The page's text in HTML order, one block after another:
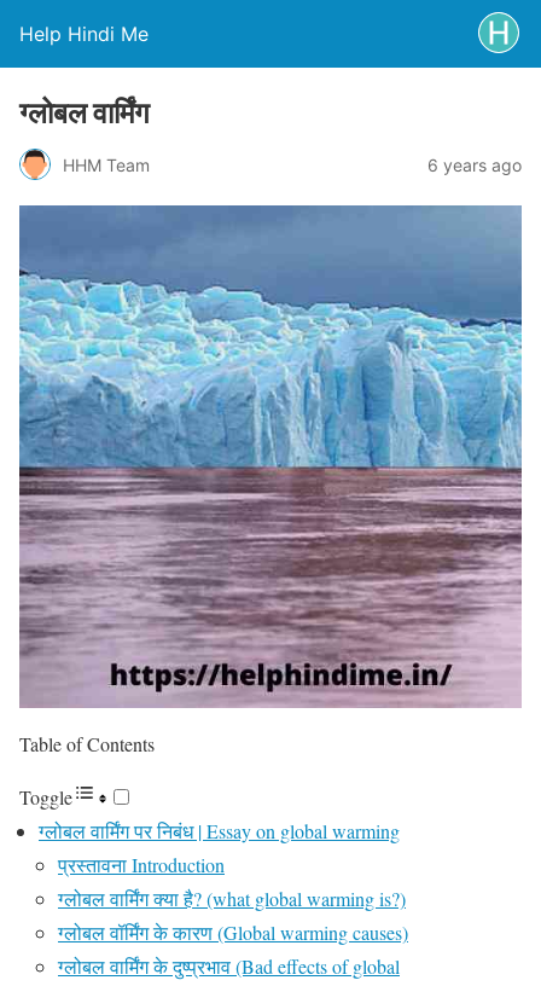
Help Hindi Me
ग्लोबल वार्मिंग
HHM Team 6 years ago
Table of Contents
Toggle
ग्लोबल वार्मिंग पर निबंध | Essay on global warming
प्रस्तावना Introduction
ग्लोबल वार्मिंग क्या है? (what global warming is?)
ग्लोबल वॉर्मिंग के कारण (Global warming causes)
ग्लोबल वार्मिंग के दुष्प्रभाव (Bad effects of global